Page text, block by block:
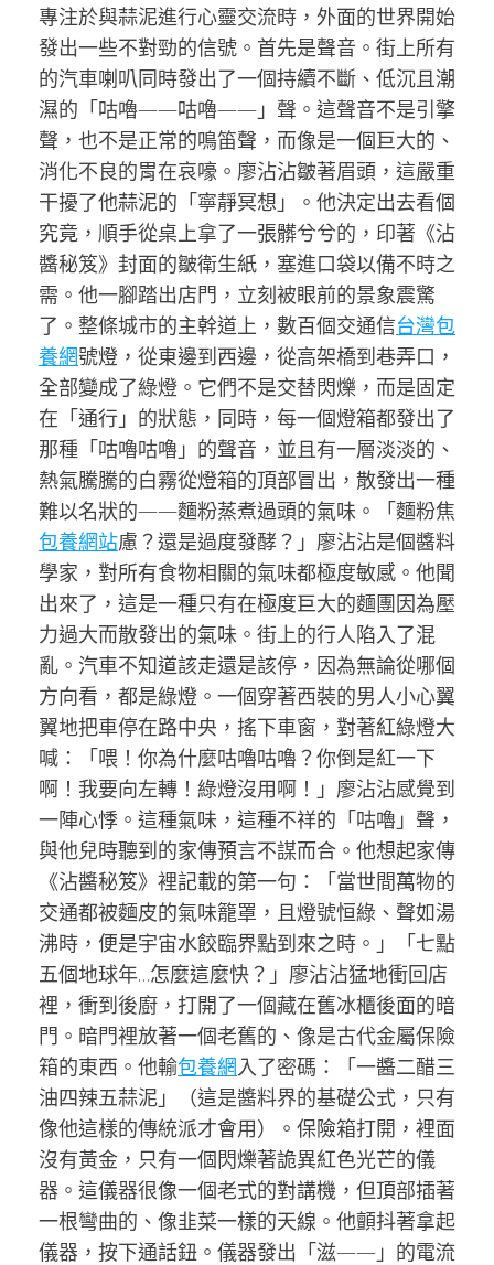
專注於與蒜泥進行心靈交流時，外面的世界開始
發出一些不對勁的信號。首先是聲音。街上所有
的汽車喇叭同時發出了一個持續不斷、低沉且潮
濕的「咕嚕——咕嚕——」聲。這聲音不是引擎
聲，也不是正常的鳴笛聲，而像是一個巨大的、
消化不良的胃在哀嚎。廖沾沾皺著眉頭，這嚴重
干擾了他蒜泥的「寧靜冥想」。他決定出去看個
究竟，順手從桌上拿了一張髒兮兮的，印著《沾
醬秘笈》封面的皺衛生紙，塞進口袋以備不時之
需。他一腳踏出店門，立刻被眼前的景象震驚
了。整條城市的主幹道上，數百個交通信台灣包
養網號燈，從東邊到西邊，從高架橋到巷弄口，
全部變成了綠燈。它們不是交替閃爍，而是固定
在「通行」的狀態，同時，每一個燈箱都發出了
那種「咕嚕咕嚕」的聲音，並且有一層淡淡的、
熱氣騰騰的白霧從燈箱的頂部冒出，散發出一種
難以名狀的——麵粉蒸煮過頭的氣味。「麵粉焦
包養網站慮？還是過度發酵？」廖沾沾是個醬料
學家，對所有食物相關的氣味都極度敏感。他聞
出來了，這是一種只有在極度巨大的麵團因為壓
力過大而散發出的氣味。街上的行人陷入了混
亂。汽車不知道該走還是該停，因為無論從哪個
方向看，都是綠燈。一個穿著西裝的男人小心翼
翼地把車停在路中央，搖下車窗，對著紅綠燈大
喊：「喂！你為什麼咕嚕咕嚕？你倒是紅一下
啊！我要向左轉！綠燈沒用啊！」廖沾沾感覺到
一陣心悸。這種氣味，這種不祥的「咕嚕」聲，
與他兒時聽到的家傳預言不謀而合。他想起家傳
《沾醬秘笈》裡記載的第一句：「當世間萬物的
交通都被麵皮的氣味籠罩，且燈號恒綠、聲如湯
沸時，便是宇宙水餃臨界點到來之時。」「七點
五個地球年…怎麼這麼快？」廖沾沾猛地衝回店
裡，衝到後廚，打開了一個藏在舊冰櫃後面的暗
門。暗門裡放著一個老舊的、像是古代金屬保險
箱的東西。他輸包養網入了密碼：「一醬二醋三
油四辣五蒜泥」（這是醬料界的基礎公式，只有
像他這樣的傳統派才會用）。保險箱打開，裡面
沒有黃金，只有一個閃爍著詭異紅色光芒的儀
器。這儀器很像一個老式的對講機，但頂部插著
一根彎曲的、像韭菜一樣的天線。他顫抖著拿起
儀器，按下通話鈕。儀器發出「滋——」的電流